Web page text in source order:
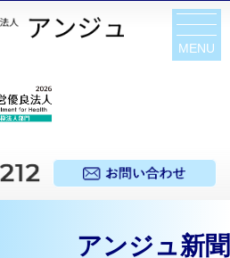
MENU
アンジュ新聞